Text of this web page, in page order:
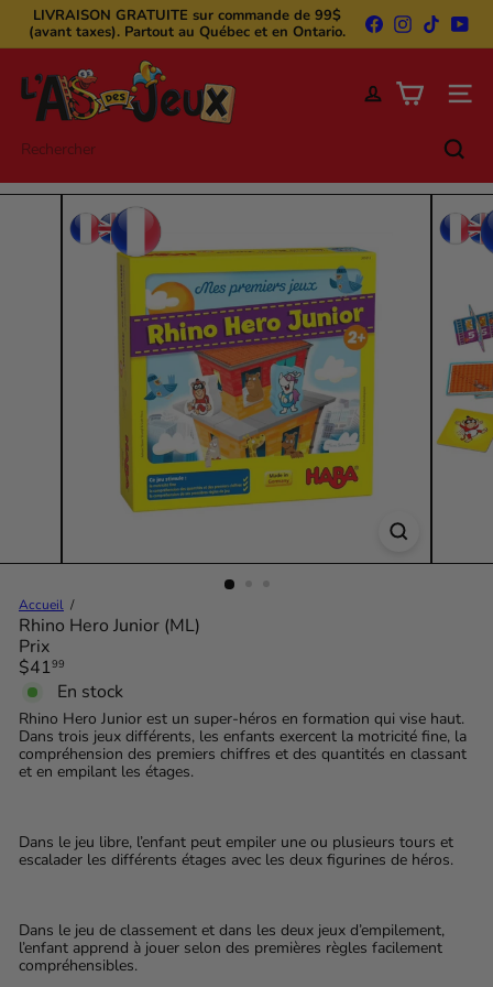
Passer
contenu
Diaporama
Pause
LIVRAISON GRATUITE sur commande de 99$
(avant taxes). Partout au Québec et en Ontario.
FacebookInstagram
TikTok
L'A
s
s
e
Rechercher
Accueil
Rhino Hero Junior (ML)
Prix
Prix
régulier
$4199
En stock
Rhino Hero Junior est un super-héros en formation qui vise haut.
Dans trois jeux différents, les enfants exercent la motricité fine, la
compréhension des premiers chiffres et des quantités en classant
et en empilant les étages.
Dans le jeu libre, l’enfant peut empiler une ou plusieurs tours et
escalader les différents étages avec les deux figurines de héros.
Dans le jeu de classement et dans les deux jeux d’empilement,
l’enfant apprend à jouer selon des premières règles facilement
compréhensibles.